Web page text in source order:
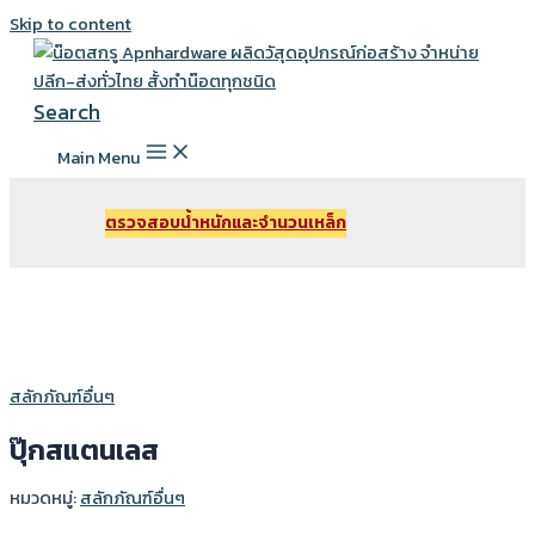
Skip to content
Search
Main Menu
ตรวจสอบนํ้าหนักและจํานวนเหล็ก
สลักภัณฑ์อื่นๆ
ปุ๊กสแตนเลส
หมวดหมู่:สลักภัณฑ์อื่นๆ